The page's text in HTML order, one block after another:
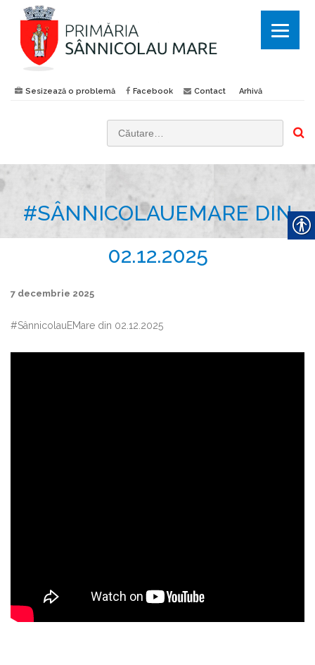
Sesizează o problemă Facebook Contact Arhivă
:
#SÂNNICOLAUEMARE DIN
02.12.2025
7 decembrie 2025
#SânnicolauEMare din 02.12.2025